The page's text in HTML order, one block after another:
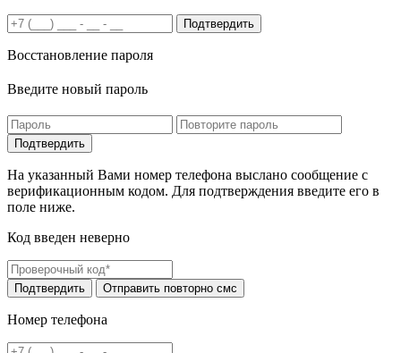
Подтвердить
Восстановление пароля
Введите новый пароль
На указанный Вами номер телефона выслано сообщение с
верификационным кодом. Для подтверждения введите его в
поле ниже.
Код введен неверно
Номер телефона